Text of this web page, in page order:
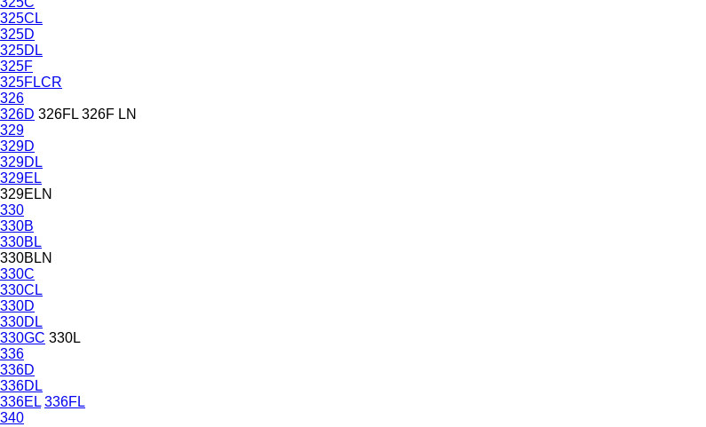
325CL
325D
325DL
325F
325FLCR
326
326D 326FL 326F LN
329
329D
329DL
329EL
329ELN
330
330B
330BL
330BLN
330C
330CL
330D
330DL
330GC 330L
336
336D
336DL
336EL 336FL
340